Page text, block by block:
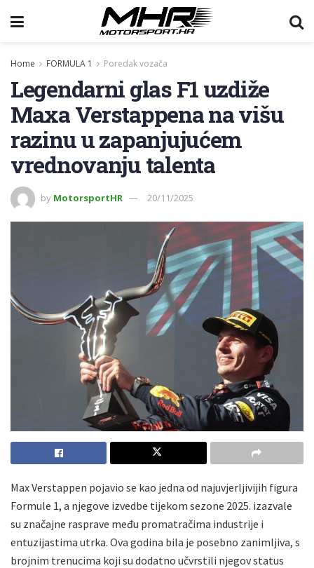
Home FORMULA 1 Poredak vozača
Legendarni glas F1 uzdiže
Maxa Verstappena na višu
razinu u zapanjujućem
vrednovanju talenta
by MotorsportHR 20/11/2025
Max Verstappen pojavio se kao jedna od najuvjerljivijih figura
Formule 1, a njegove izvedbe tijekom sezone 2025. izazvale
su značajne rasprave među promatračima industrije i
entuzijastima utrka. Ova godina bila je posebno zanimljiva, s
brojnim trenucima koji su dodatno učvrstili njegov status